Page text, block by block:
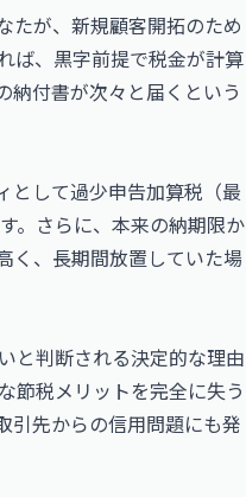
たが、新規顧客開拓のため
ば、黒字前提で税金が計算
納付書が次々と届くという
として過少申告加算税（最
。さらに、本来の納期限か
く、長期間放置していた場
と判断される決定的な理由
節税メリットを完全に失う
引先からの信用問題にも発